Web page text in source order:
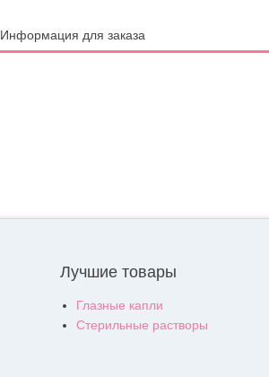
Информация для заказа
Лучшие товары
Глазные капли
Стерильные растворы